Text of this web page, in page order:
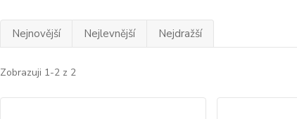
Nejnovější Nejlevnější Nejdražší
Zobrazuji 1-2 z 2